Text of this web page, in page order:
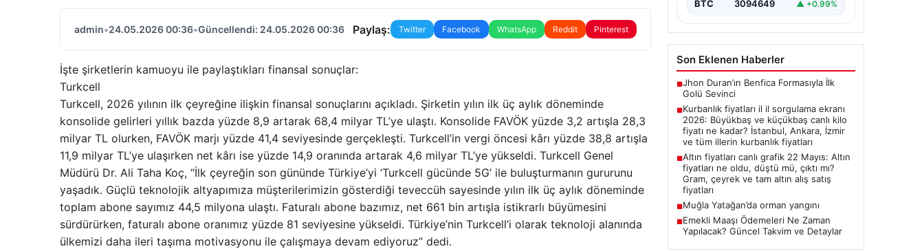
admin•24.05.2026 00:36•Güncellendi: 24.05.2026 00:36 Paylaş: Twitter Facebook WhatsApp Reddit Pinterest
İşte şirketlerin kamuoyu ile paylaştıkları finansal sonuçlar:
Turkcell
Turkcell, 2026 yılının ilk çeyreğine ilişkin finansal sonuçlarını açıkladı. Şirketin yılın ilk üç aylık döneminde
konsolide gelirleri yıllık bazda yüzde 8,9 artarak 68,4 milyar TL’ye ulaştı. Konsolide FAVÖK yüzde 3,2 artışla 28,3
milyar TL olurken, FAVÖK marjı yüzde 41,4 seviyesinde gerçekleşti. Turkcell’in vergi öncesi kârı yüzde 38,8 artışla
11,9 milyar TL’ye ulaşırken net kârı ise yüzde 14,9 oranında artarak 4,6 milyar TL’ye yükseldi. Turkcell Genel
Müdürü Dr. Ali Taha Koç, “İlk çeyreğin son gününde Türkiye’yi ‘Turkcell gücünde 5G’ ile buluşturmanın gururunu
yaşadık. Güçlü teknolojik altyapımıza müşterilerimizin gösterdiği teveccüh sayesinde yılın ilk üç aylık döneminde
toplam abone sayımız 44,5 milyona ulaştı. Faturalı abone bazımız, net 661 bin artışla istikrarlı büyümesini
sürdürürken, faturalı abone oranımız yüzde 81 seviyesine yükseldi. Türkiye’nin Turkcell’i olarak teknoloji alanında
ülkemizi daha ileri taşıma motivasyonu ile çalışmaya devam ediyoruz” dedi.
BTC 3094649 ▲ +0.99%
Son Eklenen Haberler
■Jhon Duran’ın Benfica Formasıyla İlk
Golü Sevinci
■Kurbanlık fiyatları il il sorgulama ekranı
2026: Büyükbaş ve küçükbaş canlı kilo
fiyatı ne kadar? İstanbul, Ankara, İzmir
ve tüm illerin kurbanlık fiyatları
■Altın fiyatları canlı grafik 22 Mayıs: Altın
fiyatları ne oldu, düştü mü, çıktı mı?
Gram, çeyrek ve tam altın alış satış
fiyatları
■Muğla Yatağan’da orman yangını
■Emekli Maaşı Ödemeleri Ne Zaman
Yapılacak? Güncel Takvim ve Detaylar